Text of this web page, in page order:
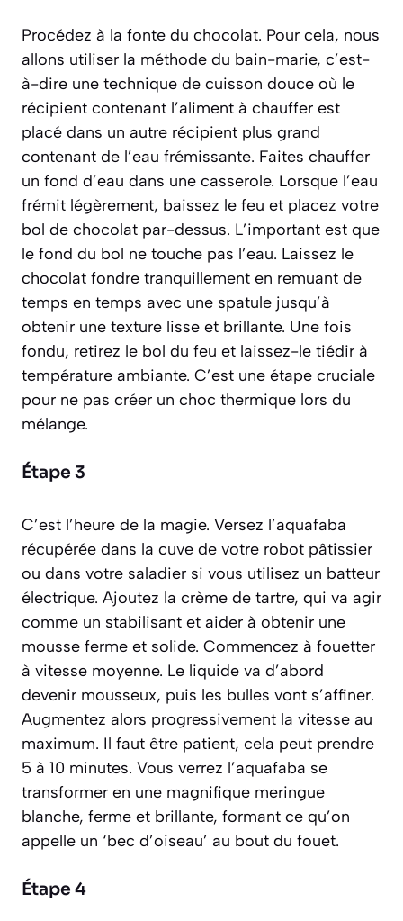
Procédez à la fonte du chocolat. Pour cela, nous
allons utiliser la méthode du bain-marie, c’est-
à-dire une technique de cuisson douce où le
récipient contenant l’aliment à chauffer est
placé dans un autre récipient plus grand
contenant de l’eau frémissante. Faites chauffer
un fond d’eau dans une casserole. Lorsque l’eau
frémit légèrement, baissez le feu et placez votre
bol de chocolat par-dessus. L’important est que
le fond du bol ne touche pas l’eau. Laissez le
chocolat fondre tranquillement en remuant de
temps en temps avec une spatule jusqu’à
obtenir une texture lisse et brillante. Une fois
fondu, retirez le bol du feu et laissez-le tiédir à
température ambiante. C’est une étape cruciale
pour ne pas créer un choc thermique lors du
mélange.
Étape 3
C’est l’heure de la magie. Versez l’aquafaba
récupérée dans la cuve de votre robot pâtissier
ou dans votre saladier si vous utilisez un batteur
électrique. Ajoutez la crème de tartre, qui va agir
comme un stabilisant et aider à obtenir une
mousse ferme et solide. Commencez à fouetter
à vitesse moyenne. Le liquide va d’abord
devenir mousseux, puis les bulles vont s’affiner.
Augmentez alors progressivement la vitesse au
maximum. Il faut être patient, cela peut prendre
5 à 10 minutes. Vous verrez l’aquafaba se
transformer en une magnifique meringue
blanche, ferme et brillante, formant ce qu’on
appelle un ‘bec d’oiseau’ au bout du fouet.
Étape 4